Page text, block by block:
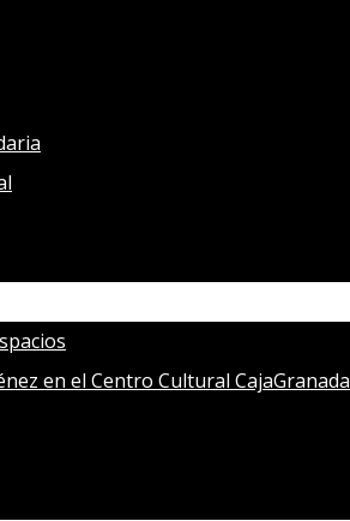
en el Centro Cultural CajaGranada